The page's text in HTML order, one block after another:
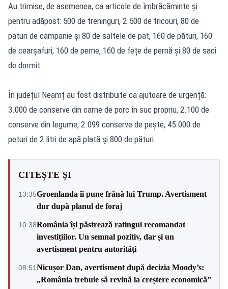
Au trimise, de asemenea, ca articole de îmbrăcăminte și
pentru adăpost: 500 de treninguri, 2.500 de tricouri, 80 de
paturi de campanie și 80 de saltele de pat, 160 de pături, 160
de cearșafuri, 160 de perne, 160 de fețe de pernă și 80 de saci
de dormit.
În județul Neamț au fost distribuite ca ajutoare de urgență:
3.000 de conserve din carne de porc în suc propriu, 2.100 de
conserve din legume, 2.099 conserve de pește, 45.000 de
peturi de 2 litri de apă plată și 800 de pături.
CITEȘTE ȘI
13:35Groenlanda îi pune frână lui Trump. Avertisment
dur după planul de foraj
10:38România își păstrează ratingul recomandat
investițiilor. Un semnal pozitiv, dar și un
avertisment pentru autorități
08:51Nicușor Dan, avertisment după decizia Moody’s:
„România trebuie să revină la creștere economică”